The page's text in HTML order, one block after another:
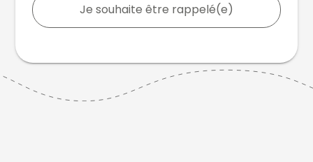
Je souhaite être rappelé(e)